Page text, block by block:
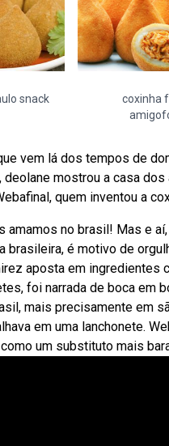
snack
coxinha
vem lá dos tempos de
mostrou a casa
quem inventou a
no brasil! Mas e
brasileira, é motivo de
aposta em ingredientes
foi narrada de boca
mais precisamente em
em uma lanchonete.
um substituto mais